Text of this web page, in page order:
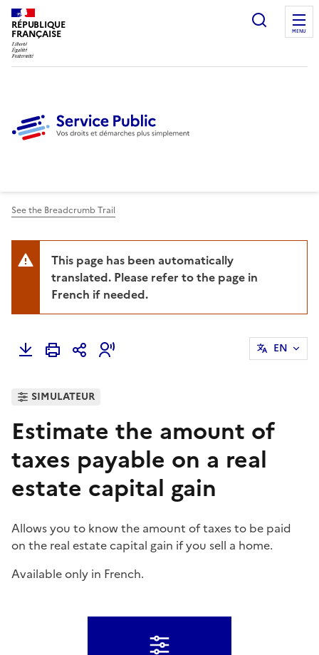
RÉPUBLIQUE
FRANÇAISE
Ouvrir
MENU
See the Breadcrumb Trail
This page has been automatically
translated. Please refer to the page in
French if needed.
EN
SIMULATEUR
Estimate the amount of
taxes payable on a real
estate capital gain
Allows you to know the amount of taxes to be paid
on the real estate capital gain if you sell a home.
Available only in French.